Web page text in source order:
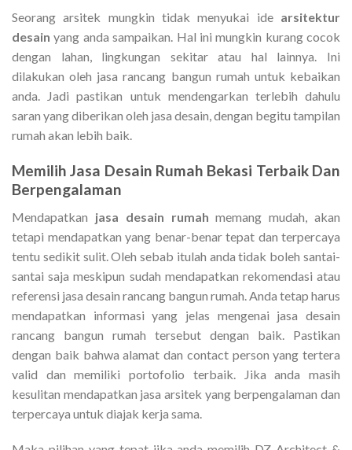
Seorang arsitek mungkin tidak menyukai ide arsitektur
desain yang anda sampaikan. Hal ini mungkin kurang cocok
dengan lahan, lingkungan sekitar atau hal lainnya. Ini
dilakukan oleh jasa rancang bangun rumah untuk kebaikan
anda. Jadi pastikan untuk mendengarkan terlebih dahulu
saran yang diberikan oleh jasa desain, dengan begitu tampilan
rumah akan lebih baik.
MemilihJasa Desain Rumah Bekasi Terbaik Dan
Berpengalaman
Mendapatkan jasa desain rumah memang mudah, akan
tetapi mendapatkan yang benar-benar tepat dan terpercaya
tentu sedikit sulit. Oleh sebab itulah anda tidak boleh santai-
santai saja meskipun sudah mendapatkan rekomendasi atau
referensi jasa desain rancang bangun rumah. Anda tetap harus
mendapatkan informasi yang jelas mengenai jasa desain
rancang bangun rumah tersebut dengan baik. Pastikan
dengan baik bahwa alamat dan contact person yang tertera
valid dan memiliki portofolio terbaik. Jika anda masih
kesulitan mendapatkan jasa arsitek yang berpengalaman dan
terpercaya untuk diajak kerja sama.